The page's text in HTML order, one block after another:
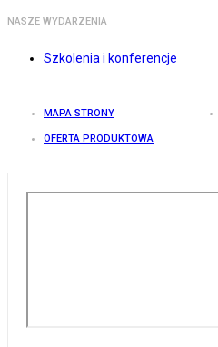
NASZE WYDARZENIA
Szkolenia i konferencje
MAPA STRONY
OFERTA PRODUKTOWA